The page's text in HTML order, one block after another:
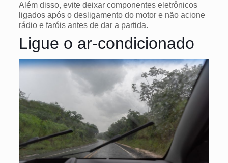
Além disso, evite deixar componentes eletrônicos
ligados após o desligamento do motor e não acione
rádio e faróis antes de dar a partida.
Ligue o ar-condicionado